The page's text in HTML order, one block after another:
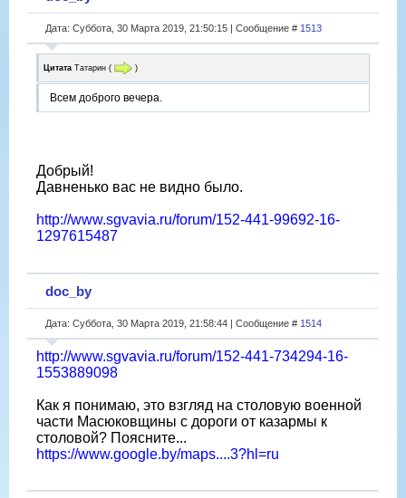
Дата: Суббота, 30 Марта 2019, 21:50:15 | Сообщение # 1513
Цитата Татарин ( )
Всем доброго вечера.
Добрый!
Давненько вас не видно было.
http://www.sgvavia.ru/forum/152-441-99692-16-
1297615487
doc_by
Дата: Суббота, 30 Марта 2019, 21:58:44 | Сообщение # 1514
http://www.sgvavia.ru/forum/152-441-734294-16-
1553889098
Как я понимаю, это взгляд на столовую военной
части Масюковщины с дороги от казармы к
столовой? Поясните...
https://www.google.by/maps....3?hl=ru